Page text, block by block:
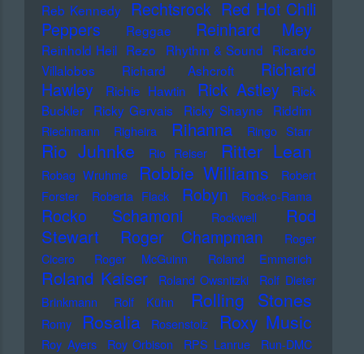
Reb Kennedy Rechtsrock Red Hot Chili
Peppers
Reggae Reinhard Mey
Reinhold Heil Rezo Rhythm & Sound Ricardo
Villalobos
Richard Ashcroft
Richard
Hawley
Richie Hawtin Rick Astley
Rick
Buckler
Ricky Gervais Ricky Shayne Riddim
Riechmann Righeira Rihanna Ringo Starr
Rio Juhnke Rio Reiser Ritter Lean
Robag Wruhme Robbie Williams
Robert
Forster
Roberta Flack Robyn Rock-o-Rama
Rocko Schamoni Rockwell
Rod
Stewart
Roger Champman
Roger
Cicero
Roger McGuinn Roland Emmerich
Roland Kaiser Roland Owsnitzki
Rolf Dieter
Brinkmann
Rolf Kühn Rolling Stones
Romy Rosalia Rosenstolz Roxy Music
Roy Ayers Roy Orbison RPS Lanrue
Run-DMC